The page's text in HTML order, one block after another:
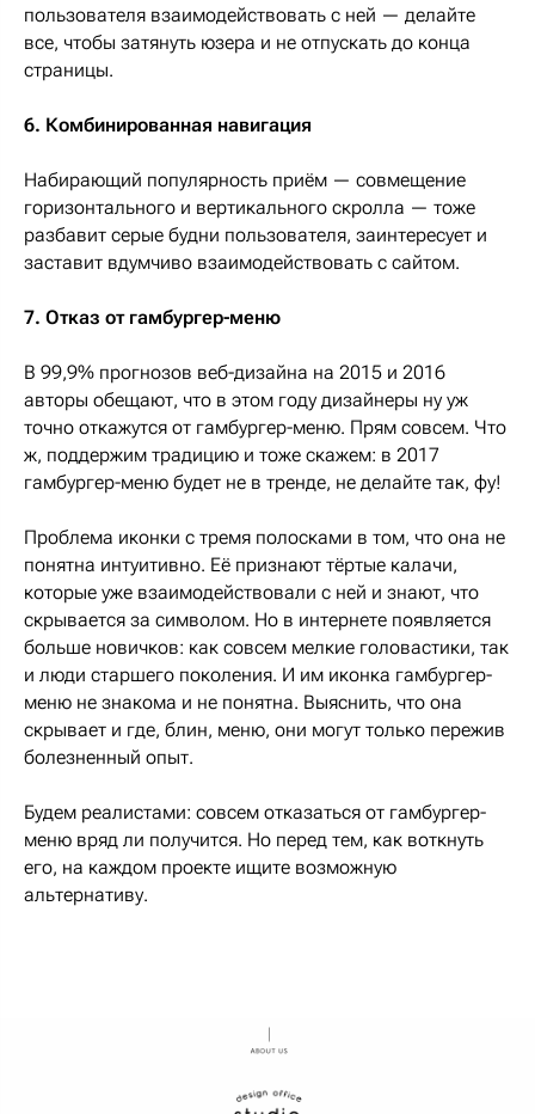
пользователя взаимодействовать с ней — делайте
все, чтобы затянуть юзера и не отпускать до конца
страницы.
6. Комбинированная навигация
Набирающий популярность приём — совмещение
горизонтального и вертикального скролла — тоже
разбавит серые будни пользователя, заинтересует и
заставит вдумчиво взаимодействовать с сайтом.
7. Отказ от гамбургер-меню
В 99,9% прогнозов веб-дизайна на 2015 и 2016
авторы обещают, что в этом году дизайнеры ну уж
точно откажутся от гамбургер-меню. Прям совсем. Что
ж, поддержим традицию и тоже скажем: в 2017
гамбургер-меню будет не в тренде, не делайте так, фу!
Проблема иконки с тремя полосками в том, что она не
понятна интуитивно. Её признают тёртые калачи,
которые уже взаимодействовали с ней и знают, что
скрывается за символом. Но в интернете появляется
больше новичков: как совсем мелкие головастики, так
и люди старшего поколения. И им иконка гамбургер-
меню не знакома и не понятна. Выяснить, что она
скрывает и где, блин, меню, они могут только пережив
болезненный опыт.
Будем реалистами: совсем отказаться от гамбургер-
меню вряд ли получится. Но перед тем, как воткнуть
его, на каждом проекте ищите возможную
альтернативу.